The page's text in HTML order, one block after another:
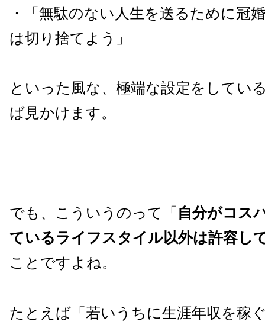
・「無駄のない人生を送るために冠
は切り捨てよう」
といった風な、極端な設定をしてい
ば見かけます。
でも、こういうのって「 自分がコス
ているライフスタイル以外は許容し
ことですよね。
たとえば「若いうちに生涯年収を稼